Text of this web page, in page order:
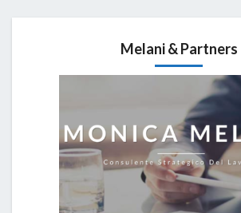
Melani & Partners